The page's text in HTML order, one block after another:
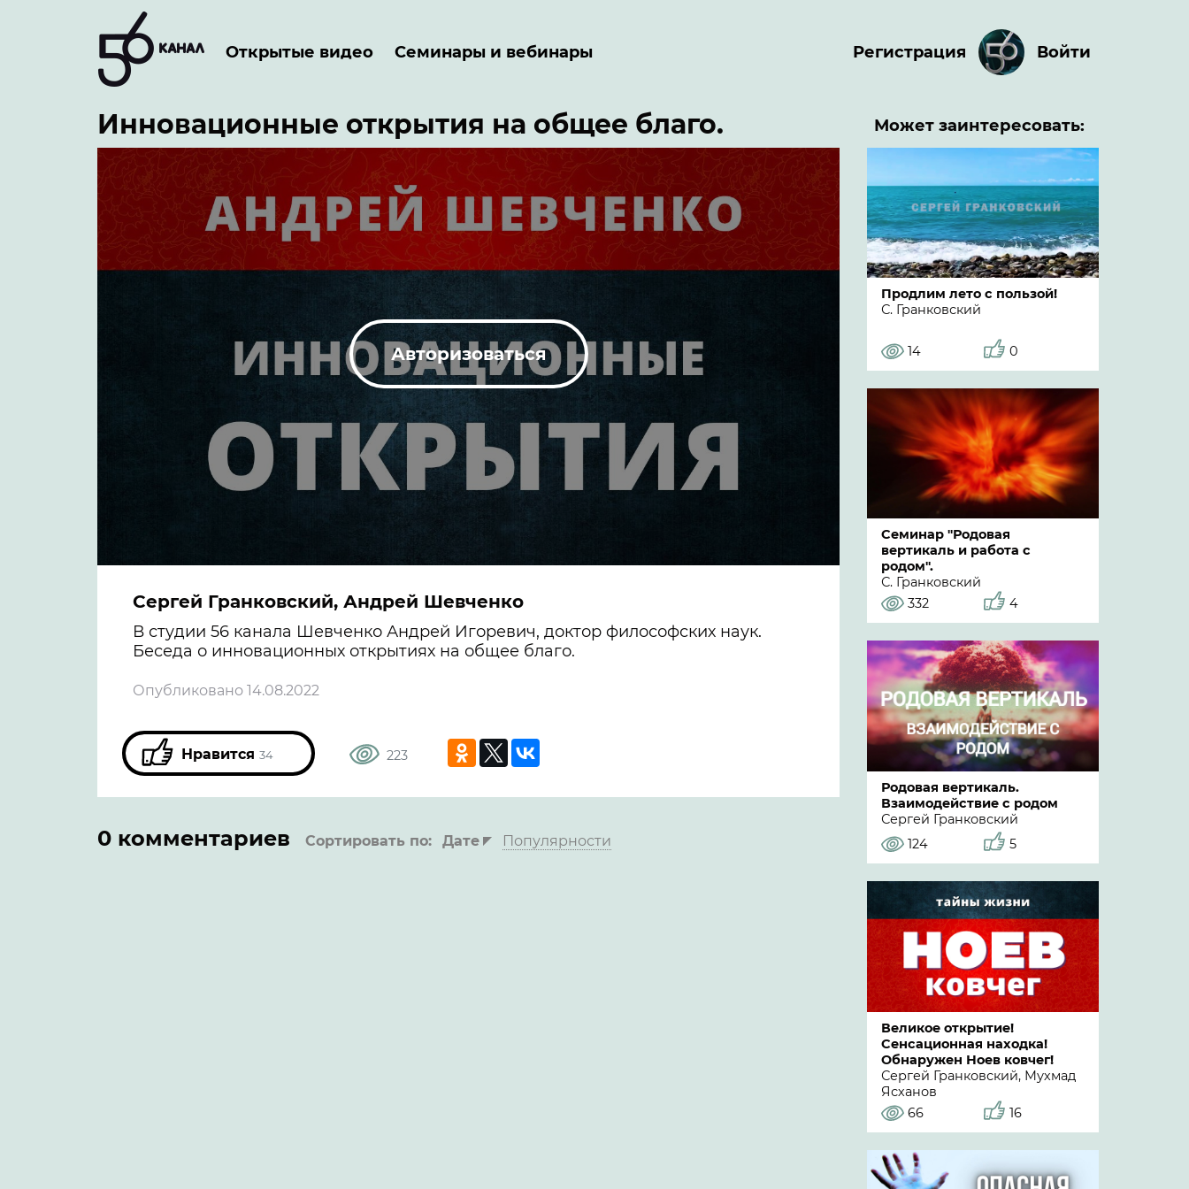
Открытые видео Семинары и вебинары Регистрация Войти
Инновационные открытия на общее благо.
Авторизоваться
Сергей Гранковский, Андрей Шевченко
В студии 56 канала Шевченко Андрей Игоревич, доктор философских наук.
Беседа о инновационных открытиях на общее благо.
Опубликовано 14.08.2022
Нравится 34 223
0 комментариев Сортировать по: Дате Популярности
Может заинтересовать:
Продлим лето с пользой!
С. Гранковский
14 0
Семинар "Родовая
вертикаль и работа с
родом".
С. Гранковский
332
4
Родовая вертикаль.
Взаимодействие с родом
Сергей Гранковский
124
5
Великое открытие!
Сенсационная находка!
Обнаружен Ноев ковчег!
Сергей Гранковский, Мухмад
Ясханов
66
16